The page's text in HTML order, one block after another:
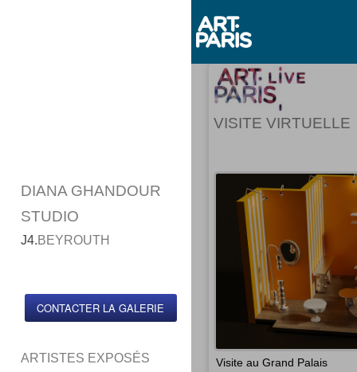
DIANA GHANDOUR
STUDIO
J4.BEYROUTH
CONTACTER LA GALERIE
ARTISTES EXPOSÉS
VISITE VIRTUELLE
Visite au Grand Palais